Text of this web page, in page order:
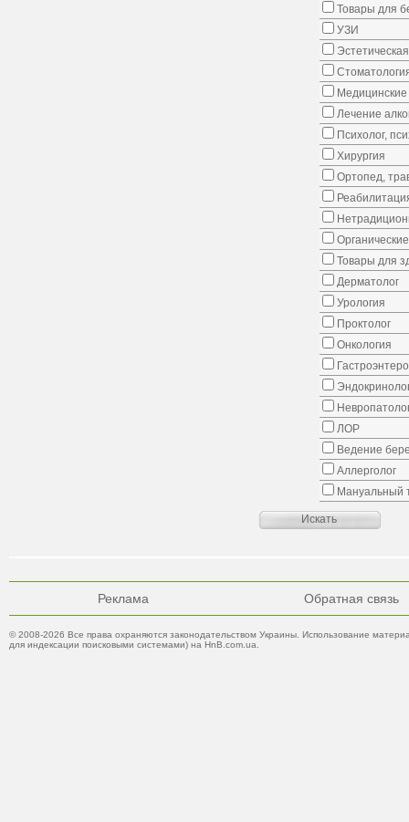
Товары для
УЗИ
Медицинские
Лечение
Психолог,
Хирургия
Ортопед,
Товары для
Дерматолог
Урология
Проктолог
Онкология
ЛОР
Ведение
Аллерголог
Мануальный
Реклама Обратная связь
© 2008-2026 Все права охраняются законодательством Украины. Использование
для индексации поисковыми системами) на HnB.com.ua.